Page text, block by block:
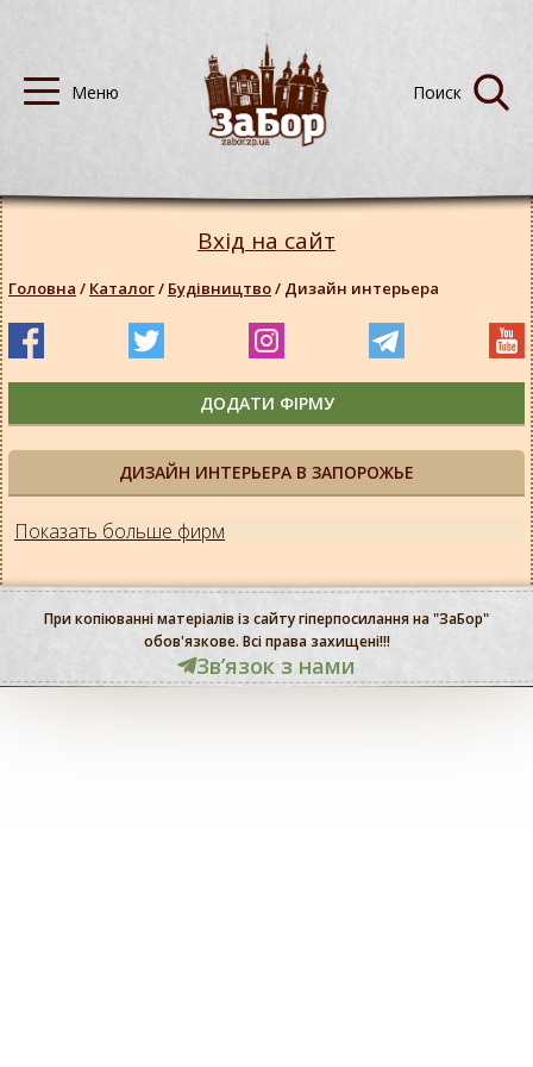
ДИЗАЙН ИНТЕРЬЕРА В ЗАПОРОЖЬЕ
Показать больше фирм
Вхід на сайт
Головна / Каталог/ Будівництво/ Дизайн интерьера
ДОДАТИ ФІРМУ
При копіюванні матеріалів із сайту гіперпосилання на "ЗаБор"
обов'язкове. Всі права захищені!!!
Звʼязок з нами